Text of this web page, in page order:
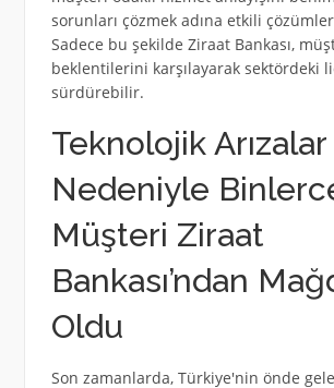
sorunları çözmek adına etkili
Sadece bu şekilde Ziraat Bankası,
beklentilerini karşılayarak sektördeki
sürdürebilir.
Teknolojik Arızalar
Nedeniyle
Müşteri Ziraat
Bankası’ndan
Oldu
Son zamanlarda, Türkiye'nin önde